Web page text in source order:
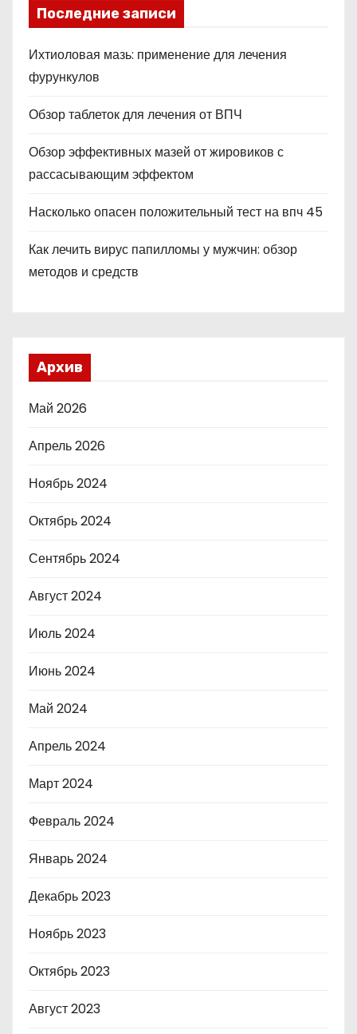
Последние записи
Ихтиоловая мазь: применение для лечения
фурункулов
Обзор таблеток для лечения от ВПЧ
Обзор эффективных мазей от жировиков с
рассасывающим эффектом
Насколько опасен положительный тест на впч 45
Как лечить вирус папилломы у мужчин: обзор
методов и средств
Архив
Май 2026
Апрель 2026
Ноябрь 2024
Октябрь 2024
Сентябрь 2024
Август 2024
Июль 2024
Июнь 2024
Май 2024
Апрель 2024
Март 2024
Февраль 2024
Январь 2024
Декабрь 2023
Ноябрь 2023
Октябрь 2023
Август 2023